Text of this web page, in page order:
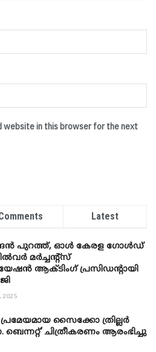
website in this browser for the next
Latest
പുറത്ത്, ഓൾ കേരള ഗോൾഡ്
മർച്ചന്റ്സ്
ആക്ടിംഗ് പ്രസിഡന്റായി
2025
പ്രമേയമായ സൈക്കോ ത്രില്ലർ
ബെന്നറ്റ്’ ചിത്രീകരണം ആരംഭിച്ചു